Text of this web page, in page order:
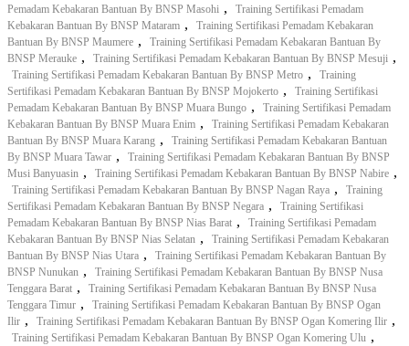
Pemadam Kebakaran Bantuan By BNSP Masohi ,
Training Sertifikasi Pemadam
Kebakaran Bantuan By BNSP Mataram ,
Training Sertifikasi Pemadam Kebakaran
Bantuan By BNSP Maumere ,
Training Sertifikasi Pemadam Kebakaran Bantuan By
BNSP Merauke , Training Sertifikasi Pemadam Kebakaran Bantuan By BNSP Mesuji ,
Training Sertifikasi Pemadam Kebakaran Bantuan By BNSP Metro ,
Training
Sertifikasi Pemadam Kebakaran Bantuan By BNSP Mojokerto ,
Training Sertifikasi
Pemadam Kebakaran Bantuan By BNSP Muara Bungo ,
Training Sertifikasi Pemadam
Kebakaran Bantuan By BNSP Muara Enim ,
Training Sertifikasi Pemadam Kebakaran
Bantuan By BNSP Muara Karang ,
Training Sertifikasi Pemadam Kebakaran Bantuan
By BNSP Muara Tawar ,
Training Sertifikasi Pemadam Kebakaran Bantuan By BNSP
Musi Banyuasin , Training Sertifikasi Pemadam Kebakaran Bantuan By BNSP Nabire ,
Training Sertifikasi Pemadam Kebakaran Bantuan By BNSP Nagan Raya ,
Training
Sertifikasi Pemadam Kebakaran Bantuan By BNSP Negara ,
Training Sertifikasi
Pemadam Kebakaran Bantuan By BNSP Nias Barat ,
Training Sertifikasi Pemadam
Kebakaran Bantuan By BNSP Nias Selatan ,
Training Sertifikasi Pemadam Kebakaran
Bantuan By BNSP Nias Utara ,
Training Sertifikasi Pemadam Kebakaran Bantuan By
BNSP Nunukan ,
Training Sertifikasi Pemadam Kebakaran Bantuan By BNSP Nusa
Tenggara Barat ,
Training Sertifikasi Pemadam Kebakaran Bantuan By BNSP Nusa
Tenggara Timur ,
Training Sertifikasi Pemadam Kebakaran Bantuan By BNSP Ogan
Ilir , Training Sertifikasi Pemadam Kebakaran Bantuan By BNSP Ogan Komering Ilir ,
Training Sertifikasi Pemadam Kebakaran Bantuan By BNSP Ogan Komering Ulu ,